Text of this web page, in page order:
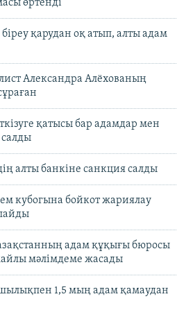
өртенді
қарудан оқ атып, алты адам
Александра Алёхованың
қатысы бар адамдар мен
алты банкіне санкция салды
кубогына бойкот жариялау
адам құқығы бюросы
мәлімдеме жасады
1,5 мың адам қамаудан